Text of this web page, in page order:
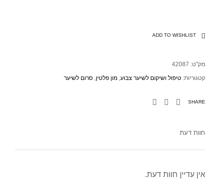
ADD TO WISHLIST
מק"ט: 42087
קטגוריות: טיפול ושיקום לשיער צבוע, מון פלטין, סרום לשיער
SHARE
חוות דעת
אין עדיין חוות דעת.